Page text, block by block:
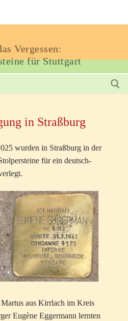
Vergessen:
für Stuttgart
in Straßburg
wurden in Straßburg in der
für ein deutsch-
aus Kirrlach im Kreis
Eugène Eggermann lernten